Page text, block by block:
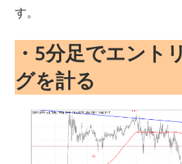
す。
・ 5分足でエント
グを計る